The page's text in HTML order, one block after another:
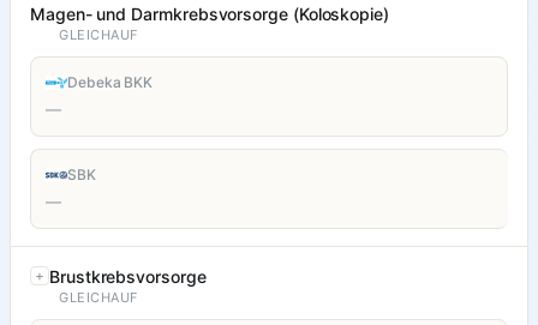
Magen- und Darmkrebsvorsorge (Koloskopie)
GLEICHAUF
Debeka BKK
—
SBK
—
Brustkrebsvorsorge
GLEICHAUF